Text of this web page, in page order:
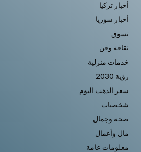
أخبار تركيا
أخبار سوريا
تسوق
ثقافة وفن
خدمات منزلية
رؤية 2030
سعر الذهب اليوم
شخصيات
صحه وجمال
مال وأعمال
معلومات عامة